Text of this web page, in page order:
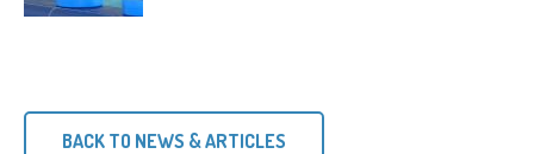
BACK TO NEWS & ARTICLES